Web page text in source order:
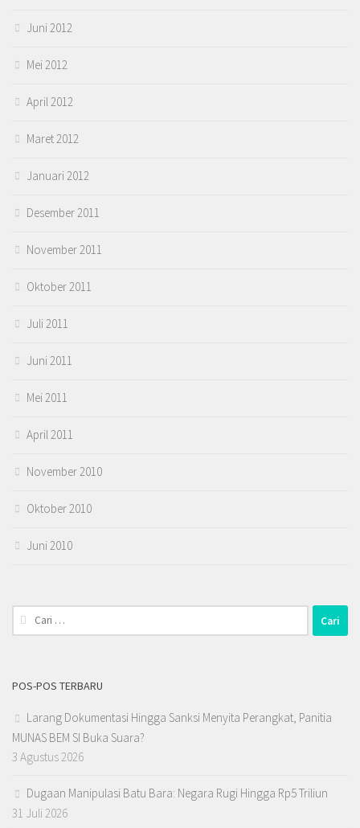
Juni 2012
Mei 2012
April 2012
Maret 2012
Januari 2012
Desember 2011
November 2011
Oktober 2011
Juli 2011
Juni 2011
Mei 2011
April 2011
November 2010
Oktober 2010
Juni 2010
Cari
untuk:
POS-POS TERBARU
Larang Dokumentasi Hingga Sanksi Menyita Perangkat, Panitia
MUNAS BEM SI Buka Suara?
3 Agustus 2026
Dugaan Manipulasi Batu Bara: Negara Rugi Hingga Rp5 Triliun
31 Juli 2026